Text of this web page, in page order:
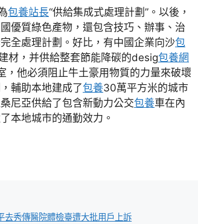
包養站長“供給集成式處理計劃”。以後，
優質綠色產物，還包含技巧、辦事、治
全處理計劃。好比，有中國企業向沙包
材，并供給整套節能降碳的desig包養網
，他必須阻止牛土豪用物質的力量來破壞
輔助本地建成了包養30萬平方米的城市
尼亞供給了包含新動力公交包養車在內
本地城市的通勤效力。
去秀傳醫院體檢臺遭大批用戶上訴